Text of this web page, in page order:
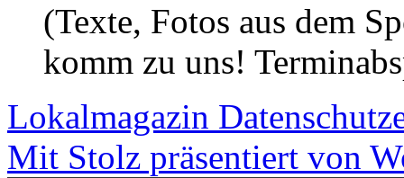
(Texte, Fotos aus dem
komm zu uns!
Lokalmagazin
Mit Stolz präsentiert von